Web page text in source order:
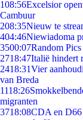
108:56Excelsior
Cambuur
208:35Nieuw te
404:46Niewiadoma
3500:07Random
2718:47Italië hindert
2418:31Vier
van Breda
1118:26
migranten
3718:08CDA en D66